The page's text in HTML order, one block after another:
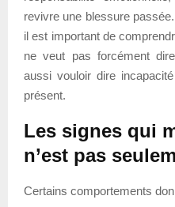
revivre une blessure
il est important de
ne veut pas forcément
aussi vouloir dire
présent.
Les signes qui
n’est pas
Certains comportements